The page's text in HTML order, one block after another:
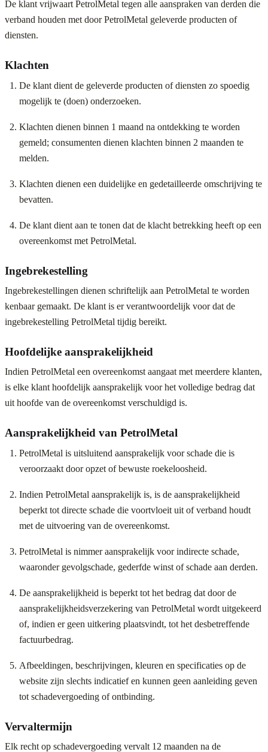
De klant vrijwaart PetrolMetal tegen alle aanspraken van derden die
verband houden met door PetrolMetal geleverde producten of
diensten.
Klachten
De klant dient de geleverde producten of diensten zo spoedig
mogelijk te (doen) onderzoeken.
Klachten dienen binnen 1 maand na ontdekking te worden
gemeld; consumenten dienen klachten binnen 2 maanden te
melden.
Klachten dienen een duidelijke en gedetailleerde omschrijving te
bevatten.
De klant dient aan te tonen dat de klacht betrekking heeft op een
overeenkomst met PetrolMetal.
Ingebrekestelling
Ingebrekestellingen dienen schriftelijk aan PetrolMetal te worden
kenbaar gemaakt. De klant is er verantwoordelijk voor dat de
ingebrekestelling PetrolMetal tijdig bereikt.
Hoofdelijke aansprakelijkheid
Indien PetrolMetal een overeenkomst aangaat met meerdere klanten,
is elke klant hoofdelijk aansprakelijk voor het volledige bedrag dat
uit hoofde van de overeenkomst verschuldigd is.
Aansprakelijkheid van PetrolMetal
PetrolMetal is uitsluitend aansprakelijk voor schade die is
veroorzaakt door opzet of bewuste roekeloosheid.
Indien PetrolMetal aansprakelijk is, is de aansprakelijkheid
beperkt tot directe schade die voortvloeit uit of verband houdt
met de uitvoering van de overeenkomst.
PetrolMetal is nimmer aansprakelijk voor indirecte schade,
waaronder gevolgschade, gederfde winst of schade aan derden.
De aansprakelijkheid is beperkt tot het bedrag dat door de
aansprakelijkheidsverzekering van PetrolMetal wordt uitgekeerd
of, indien er geen uitkering plaatsvindt, tot het desbetreffende
factuurbedrag.
Afbeeldingen, beschrijvingen, kleuren en specificaties op de
website zijn slechts indicatief en kunnen geen aanleiding geven
tot schadevergoeding of ontbinding.
Vervaltermijn
Elk recht op schadevergoeding vervalt 12 maanden na de